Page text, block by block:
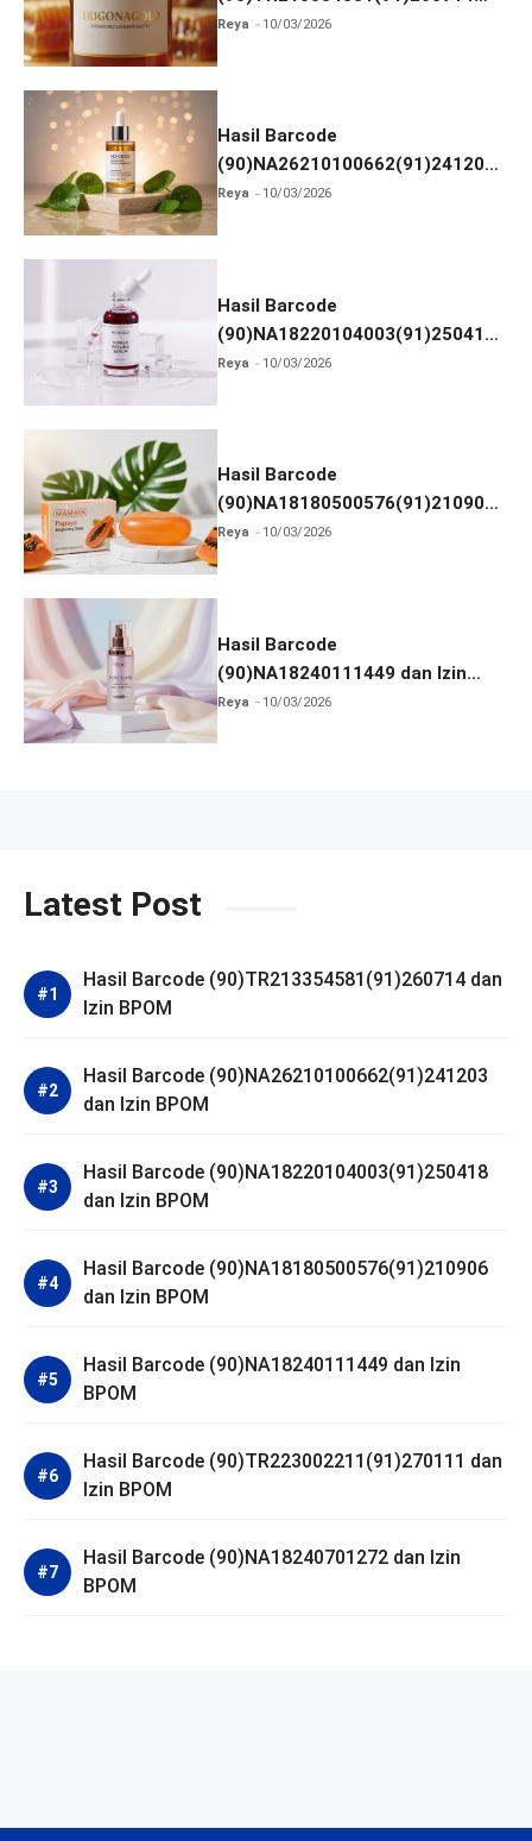
dan Izin BPOM
Reya 10/03/2026
Hasil Barcode
(90)NA26210100662(91)241203
dan Izin BPOM
Reya 10/03/2026
Hasil Barcode
(90)NA18220104003(91)250418
dan Izin BPOM
Reya 10/03/2026
Hasil Barcode
(90)NA18180500576(91)210906
dan Izin BPOM
Reya 10/03/2026
Hasil Barcode
(90)NA18240111449 dan Izin
BPOM
Reya 10/03/2026
Latest Post
Hasil Barcode (90)TR213354581(91)260714 dan
Izin BPOM
Hasil Barcode (90)NA26210100662(91)241203
dan Izin BPOM
Hasil Barcode (90)NA18220104003(91)250418
dan Izin BPOM
Hasil Barcode (90)NA18180500576(91)210906
dan Izin BPOM
Hasil Barcode (90)NA18240111449 dan Izin
BPOM
Hasil Barcode (90)TR223002211(91)270111 dan
Izin BPOM
Hasil Barcode (90)NA18240701272 dan Izin
BPOM